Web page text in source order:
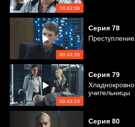
00:42:08
00:44:59
Серия 78
00:43:23
Серия 79
учительницы
Серия 80